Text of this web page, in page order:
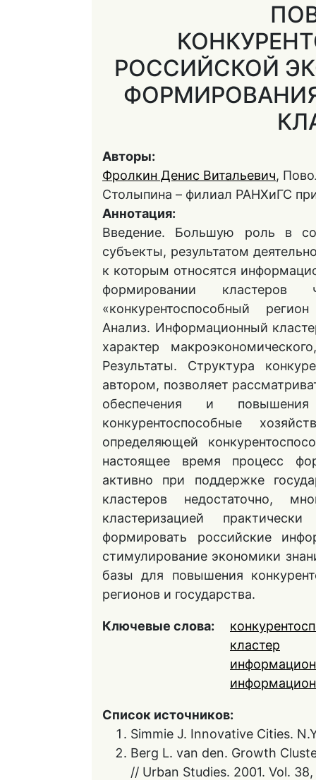
РОССИЙСКОЙ
Авторы:
Фролкин Денис Витальевич,
Столыпина – филиал РАНХиГС
Аннотация:
Введение. Большую роль в
субъекты, результатом
к которым относятся
формировании кластеров
«конкурентоспособный
Анализ. Информационный
характер
Результаты. Структура
автором, позволяет
обеспечения и повышения
конкурентоспособные
определяющей
настоящее время процесс
активно при поддержке
кластеров недостаточно,
кластеризацией
формировать российские
стимулирование экономики
базы для повышения
регионов и государства.
Ключевые слова:
кластер
Список источников:
Simmie J. Innovative Cities.
Berg L. van den. Growth
// Urban Studies. 2001. Vol.